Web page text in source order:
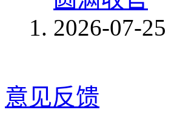
2026-07-25
意见反馈